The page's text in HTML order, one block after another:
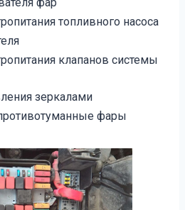
топливного насоса
клапанов системы
зеркалами
фары